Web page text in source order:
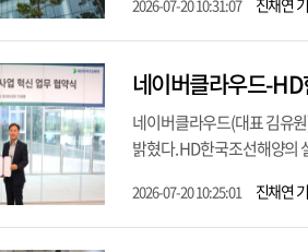
2026-07-20 10:31:07 진채연
네이버클라우드(대표 김유
밝혔다. HD한국조선해양의
2026-07-20 10:25:01 진채연